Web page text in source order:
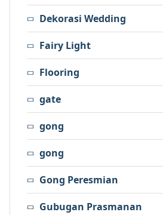
Dekorasi Wedding
Fairy Light
Flooring
gate
gong
gong
Gong Peresmian
Gubugan Prasmanan